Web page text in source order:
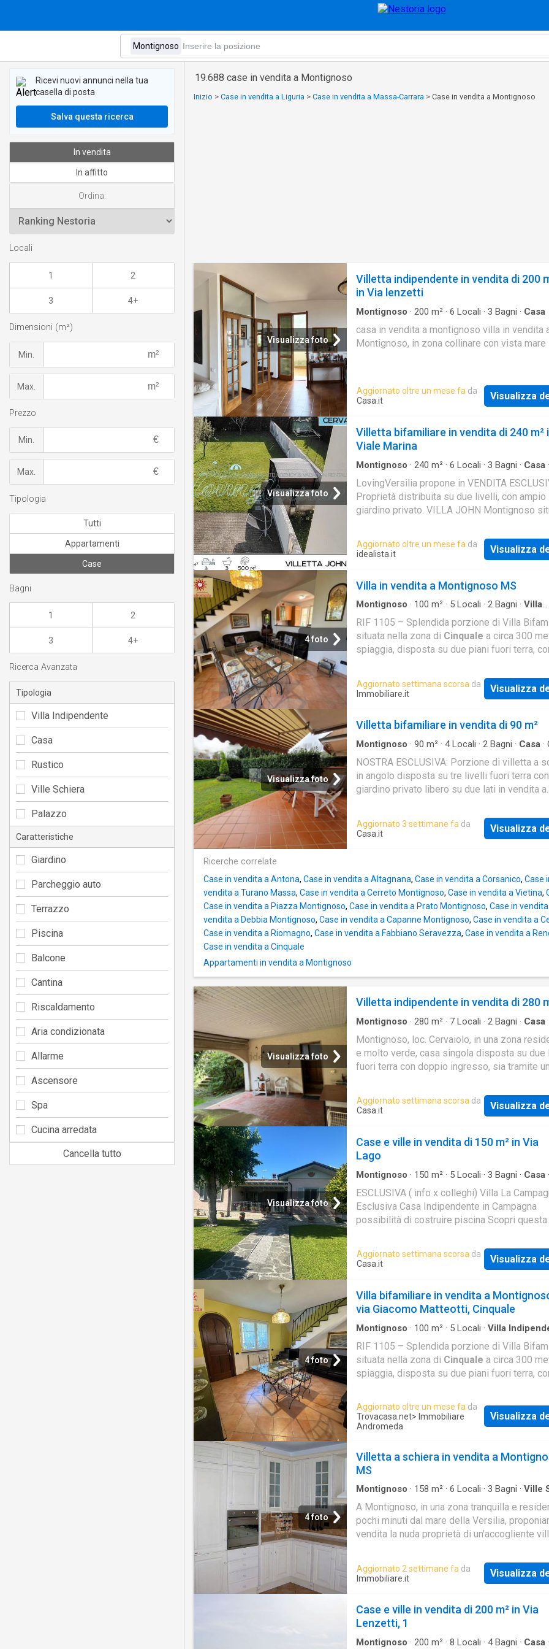
19.688 case in vendita a Montignoso
Inizio > Case in vendita a Liguria > Case in vendita a Massa-Carrara > Case in vendita a Montignoso
Visualizza foto
Villetta indipendente in vendita di 200
in Via lenzetti
Montignoso · 200 m² · 6 Locali · 3 Bagni · Casa
casa in vendita a montignoso villa in vendita
Montignoso, in zona collinare con vista mare
Aggiornato oltre un mese fa da
Casa.it
Visualizza
Visualizza foto
Villetta bifamiliare in vendita di 240 m²
Viale Marina
Montignoso · 240 m² · 6 Locali · 3 Bagni · Casa ·
LovingVersilia propone in VENDITA
Proprietà distribuita su due livelli, con ampio
giardino privato. VILLA JOHN Montignoso
in una delle zone più ricercate a poca
mare in contesto elegante e privato,
quiete. Disposta al piano primo e
estremamente luminoso con splendida vista
terrazza panoramica
Aggiornato oltre un mese fa da
idealista.it
Visualizza
4 foto
Villa in vendita a Montignoso MS
Montignoso · 100 m² · 5 Locali · 2 Bagni · Villa
RIF 1105 – Splendida porzione di Villa
situata nella zona di Cinquale a circa 300
spiaggia, disposta su due piani fuori terra,
Aggiornato settimana scorsa da
Immobiliare.it
Visualizza
Visualizza foto
Villetta bifamiliare in vendita di 90 m²
Montignoso · 90 m² · 4Locali · 2 Bagni · Casa ·
NOSTRA ESCLUSIVA: Porzione di villetta a
in angolo disposta su tre livelli fuori terra con
giardino privato libero su due lati in vendita a
soluzione abitativa adatta per chi desidera
un contesto tranquillo e residenziale a due
Aggiornato 3 settimane fa da
Casa.it
Visualizza
Ricerche correlate
Case in vendita a Antona, Case in vendita a Altagnana, Case in vendita a Corsanico, Case
vendita a Turano Massa, Case in vendita a Cerreto Montignoso, Case in vendita a Vietina,
Case in vendita a Piazza Montignoso, Case in vendita a Prato Montignoso, Case in
vendita a Debbia Montignoso, Case in vendita a Capanne Montignoso, Case in vendita a
Case in vendita a Riomagno, Case in vendita a Fabbiano Seravezza, Case in vendita a
Case in vendita a Cinquale
Appartamenti in vendita a Montignoso
Visualizza foto
Villetta indipendente in vendita di 280
Montignoso · 280 m² · 7 Locali · 2 Bagni · Casa
Montignoso, loc. Cervaiolo, in una zona
e molto verde, casa singola disposta su due
fuori terra con doppio ingresso, sia tramite
Aggiornato settimana scorsa da
Casa.it
Visualizza
Visualizza foto
Case e ville in vendita di 150 m² in Via
Lago
Montignoso · 150 m² · 5 Locali · 3 Bagni · Casa ·
ESCLUSIVA ( info x colleghi) Villa La
Esclusiva Casa Indipendente in Campagna
possibilità di costruire piscina Scopri questa
situata nella tranquilla campagna di
circondata da campi verdi e affascinanti
residenziali. Un'opportunità rara per chi
dal caos urbano ma con tutti i comfort
Aggiornato settimana scorsa da
Casa.it
Visualizza
4 foto
Villa bifamiliare in vendita a
via Giacomo Matteotti, Cinquale
Montignoso · 100 m² · 5 Locali · Villa
RIF 1105 – Splendida porzione di Villa
situata nella zona di Cinquale a circa 300
spiaggia, disposta su due piani fuori terra,
TERRA: ingresso, ampia zona giorno, cucina
abitabile, camera da letto matrimoniale e un
accesso diretto alla terrazza e un bagno
Aggiornato oltre un mese fa da
Trovacasa.net> Immobiliare
Andromeda
Visualizza
4 foto
Villetta a schiera in vendita a
MS
Montignoso · 158 m² · 6 Locali · 3 Bagni · Ville
A Montignoso, in una zona tranquilla e
pochi minuti dal mare della Versilia,
vendita la nuda proprietà di un'accogliente
Aggiornato 2 settimane fa da
Immobiliare.it
Visualizza
Case e ville in vendita di 200 m² in Via
Lenzetti, 1
Montignoso · 200 m² · 8 Locali · 4Bagni · Casa ·
Ricevi nuovi annunci nella tua
casella di posta
Salva questa ricerca
In vendita
In affitto
Ordina:
Locali
1 2
3 4+
Dimensioni (m²)
Min.
Max.
Prezzo
Min.
Max.
Tipologia
Tutti
Appartamenti
Case
Bagni
1 2
3 4+
Ricerca Avanzata
Tipologia
Villa Indipendente
Casa
Rustico
Ville Schiera
Palazzo
Caratteristiche
Giardino
Parcheggio auto
Terrazzo
Piscina
Balcone
Cantina
Riscaldamento
Aria condizionata
Allarme
Ascensore
Spa
Cucina arredata
Cancella tutto